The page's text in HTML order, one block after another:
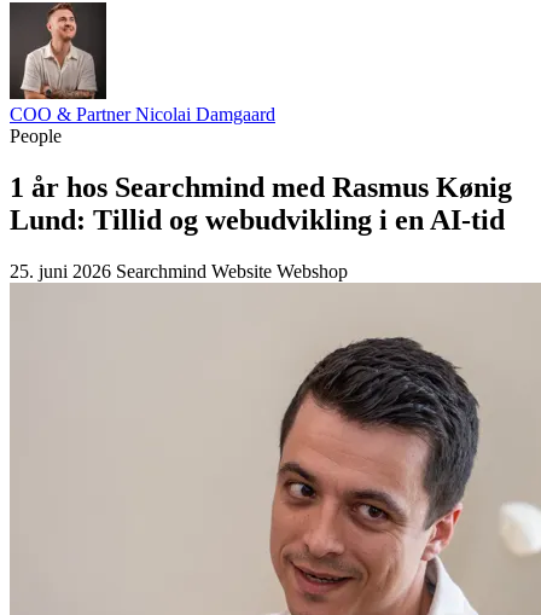
People
1 år hos Searchmind med Rasmus Kønig
Lund: Tillid og webudvikling i en AI-tid